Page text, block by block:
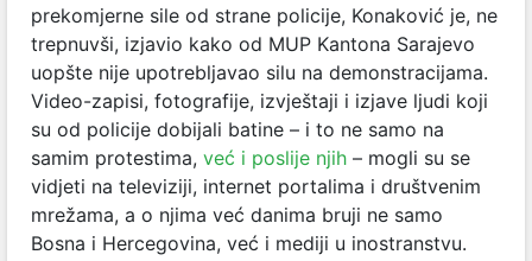
prekomjerne sile od strane policije, Konaković je, ne
trepnuvši, izjavio kako od MUP Kantona Sarajevo
uopšte nije upotrebljavao silu na demonstracijama.
Video-zapisi, fotografije, izvještaji i izjave ljudi koji
su od policije dobijali batine – i to ne samo na
samim protestima, već i poslije njih – mogli su se
vidjeti na televiziji, internet portalima i društvenim
mrežama, a o njima već danima bruji ne samo
Bosna i Hercegovina, već i mediji u inostranstvu.